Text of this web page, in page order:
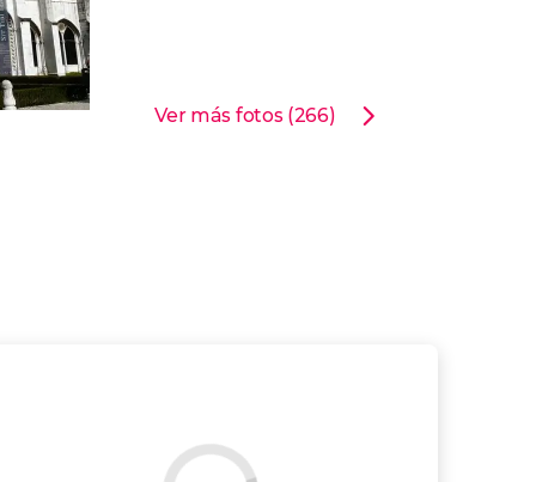
Ver más fotos (266)